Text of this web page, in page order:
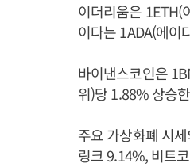
이더리움은 1ETH(
이다는 1ADA(에이
바이낸스코인은
위)당 1.88% 상승
주요 가상화폐 시
링크 9.14%, 비트